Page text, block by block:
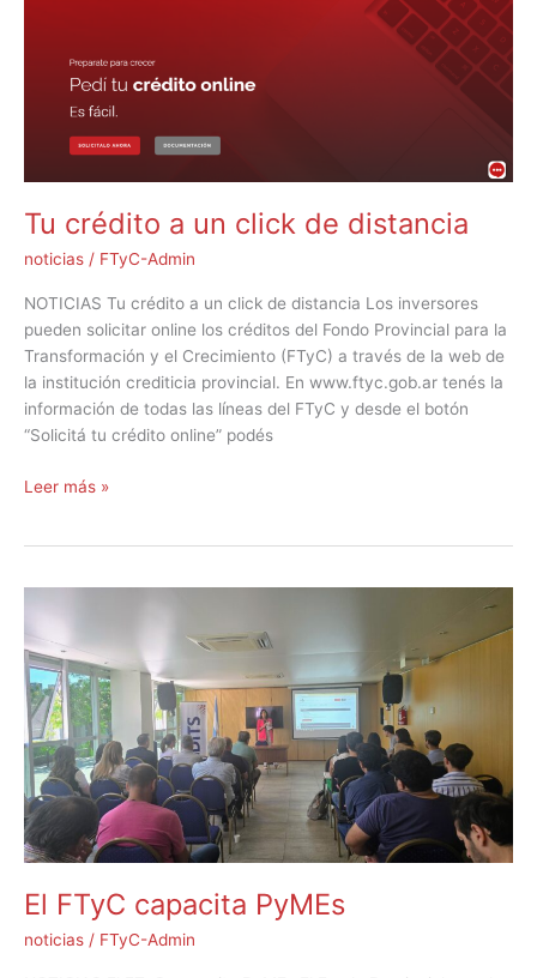
Tu crédito a un click de distancia
noticias / FTyC-Admin
NOTICIAS Tu crédito a un click de distancia Los inversores
pueden solicitar online los créditos del Fondo Provincial para la
Transformación y el Crecimiento (FTyC) a través de la web de
la institución crediticia provincial. En www.ftyc.gob.ar tenés la
información de todas las líneas del FTyC y desde el botón
“Solicitá tu crédito online” podés
distancia
Leer más »
El FTyC capacita PyMEs
noticias / FTyC-Admin
capacita
PyMEs